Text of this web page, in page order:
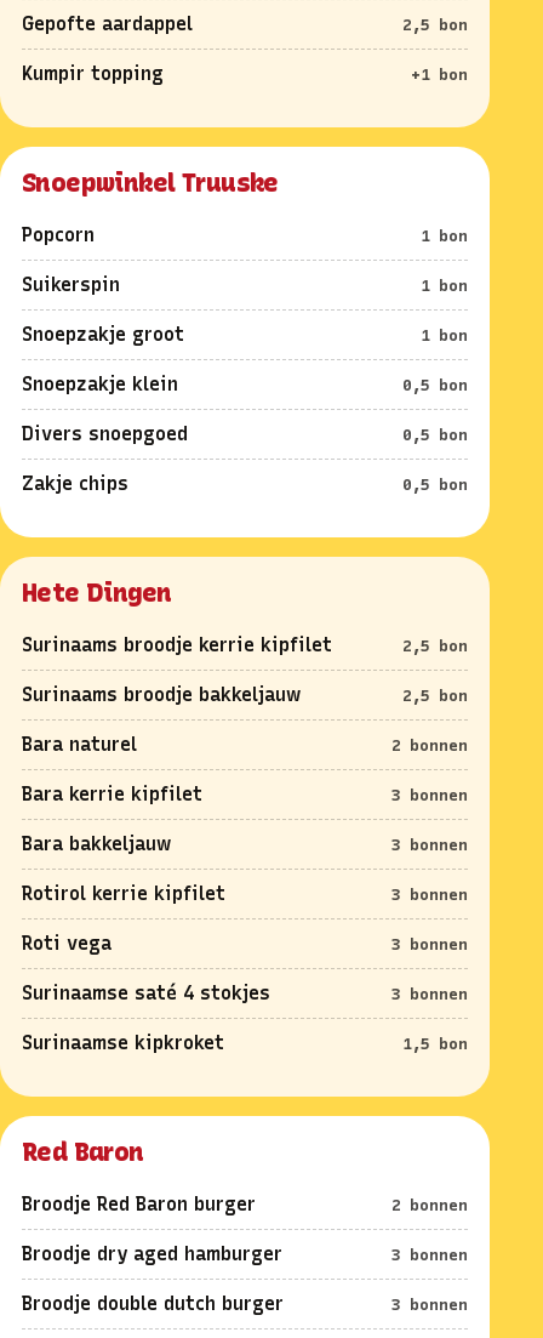
Gepofte aardappel 2,5 bon
Kumpir topping +1 bon
Snoepwinkel Truuske
Popcorn 1 bon
Suikerspin 1 bon
Snoepzakje groot 1 bon
Snoepzakje klein 0,5 bon
Divers snoepgoed 0,5 bon
Zakje chips 0,5 bon
Hete Dingen
Surinaams broodje kerrie kipfilet 2,5 bon
Surinaams broodje bakkeljauw 2,5 bon
Bara naturel 2 bonnen
Bara kerrie kipfilet 3 bonnen
Bara bakkeljauw 3 bonnen
Rotirol kerrie kipfilet 3 bonnen
Roti vega 3 bonnen
Surinaamse saté 4 stokjes 3 bonnen
Surinaamse kipkroket 1,5 bon
Red Baron
Broodje Red Baron burger 2 bonnen
Broodje dry aged hamburger 3 bonnen
Broodje double dutch burger 3 bonnen